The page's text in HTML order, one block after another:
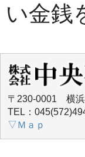
い金銭
〒230-0001 横浜
TEL：
▽Ｍａｐ